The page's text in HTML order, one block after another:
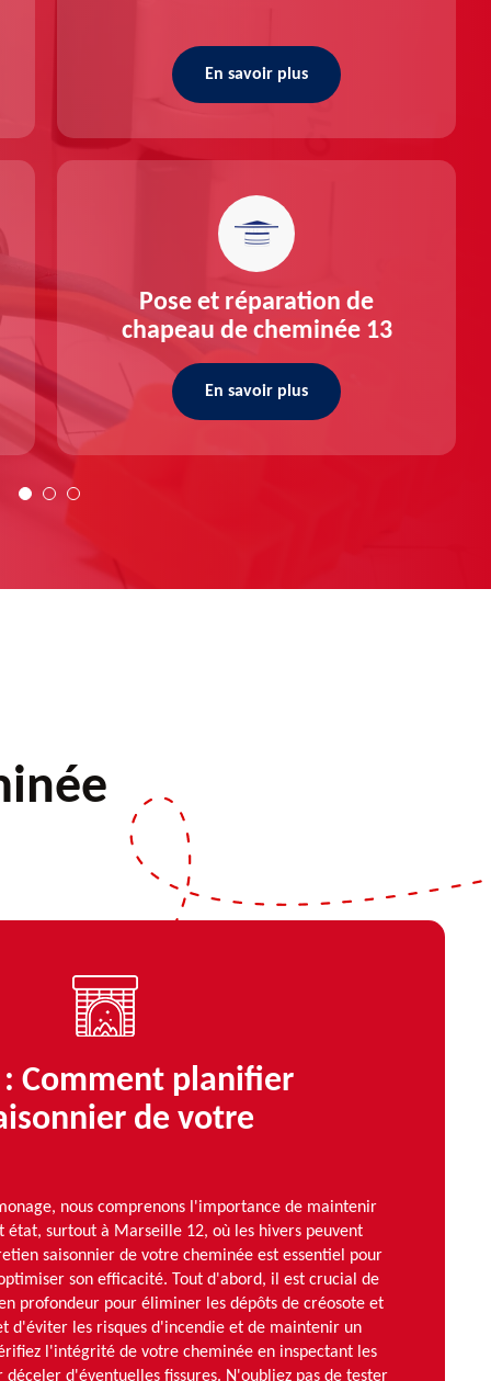
En savoir plus
Pose et réparation de
chapeau de cheminée 13
En savoir plus
Comment planifier
de votre
nous comprenons l'importance de maintenir
surtout à Marseille 12, où les hivers peuvent
saisonnier de votre cheminée est essentiel pour
son efficacité. Tout d'abord, il est crucial de
profondeur pour éliminer les dépôts de créosote et
d'éviter les risques d'incendie et de maintenir un
l'intégrité de votre cheminée en inspectant les
d'éventuelles fissures. N'oubliez pas de tester